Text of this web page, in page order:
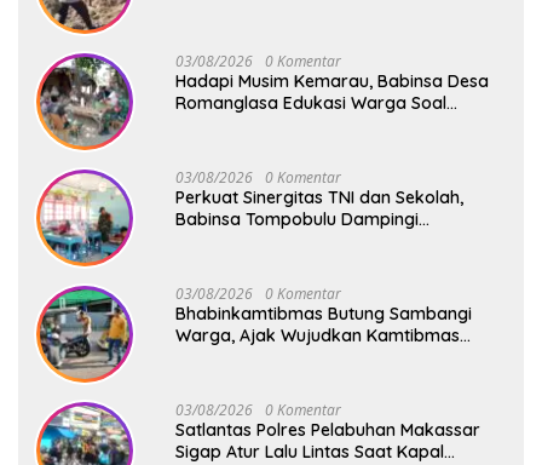
03/08/2026 0 Komentar
Hadapi Musim Kemarau, Babinsa Desa
Romanglasa Edukasi Warga Soal
03/08/2026 0 Komentar
Perkuat Sinergitas TNI dan Sekolah,
Babinsa Tompobulu Dampingi
03/08/2026 0 Komentar
Bhabinkamtibmas Butung Sambangi
Warga, Ajak Wujudkan Kamtibmas
03/08/2026 0 Komentar
Satlantas Polres Pelabuhan Makassar
Sigap Atur Lalu Lintas Saat Kapal